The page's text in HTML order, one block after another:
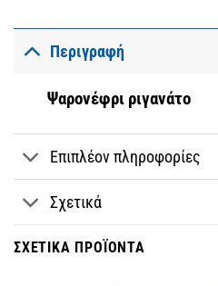
Περιγραφή
Ψαρονέφρι ριγανάτο
Επιπλέον πληροφορίες
Σχετικά
ΣΧΕΤΙΚΆ ΠΡΟΪΌΝΤΑ